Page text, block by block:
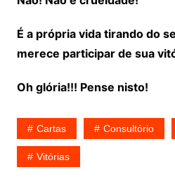
É a própria vida tirando do
merece participar de sua
Oh glória!!! Pense nisto!
Cartas Consultório
Vitórias